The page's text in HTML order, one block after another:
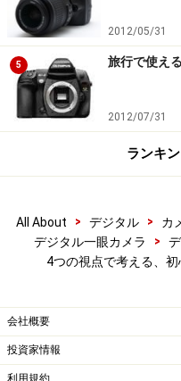
2012/05/31
5 旅行で使え
2012/07/31
ランキ
All About > デジタル > カ
デジタル一眼カメラ
>
4つの視点で考える、
会社概要
投資家情報
利用規約